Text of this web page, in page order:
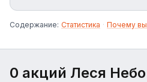
Содержание: Статистика · Почему
0 акций Леся